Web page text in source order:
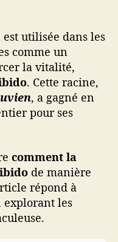
b
i
o
:
l
a
c
i
n
e
d
e
est utilisée dans les
comme un
la vitalité,
. Cette racine,
, a gagné en
pour ses
comment la
de manière
répond à
explorant les